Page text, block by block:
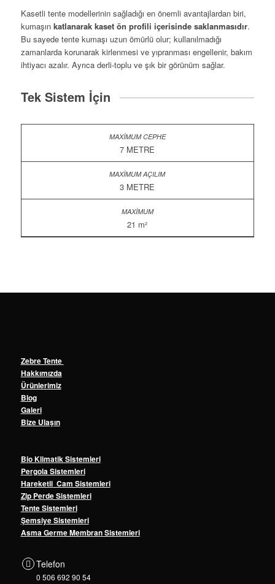
Kasetli tente modellerinin sağladığı en önemli avantajlardan biri,
kumaşın katlanarak kaset ön profili içerisinde saklanmasıdır.
Bu sayede tente kumaşı uzun ömürlü olur; kullanılmadığı
zamanlarda korunarak kirlenmesi ve yıpranması engellenir, bakım
ihtiyacı azalır. Ayrıca derli-toplu ve şık bir görünüm sağlar.
Tek Sistem İçin
7 METRE
3 METRE
21 m²
Zebre Tente
Hakkımızda
Ürünlerimiz
Blog
Galeri
Bize Ulaşın
Bio Klimatik Sistemleri
Pergola Sistemleri
Hareketli Cam Sistemleri
Zip Perde Sistemleri
Tente Sistemleri
Şemsiye Sistemleri
Asma Germe Membran Sistemleri
Telefon
0 506 692 90 54